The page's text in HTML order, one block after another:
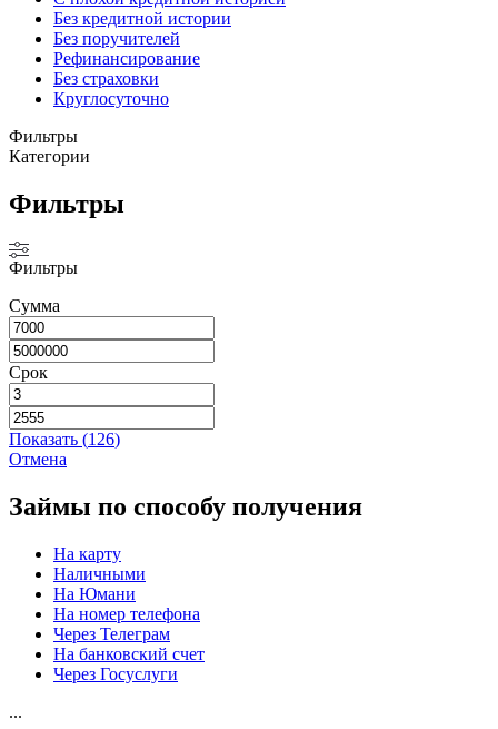
Без кредитной истории
Без поручителей
Рефинансирование
Без страховки
Круглосуточно
Фильтры
Категории
Фильтры
Фильтры
Сумма
Срок
Показать (126)
Отмена
Займы по способу получения
На карту
Наличными
На Юмани
На номер телефона
Через Телеграм
На банковский счет
Через Госуслуги
...